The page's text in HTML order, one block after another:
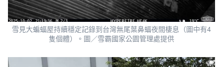
雪見大蝙蝠屋持續穩定記錄到台灣無尾葉鼻蝠夜間棲息（圖中有4
隻個體）。圖／雪霸國家公園管理處提供